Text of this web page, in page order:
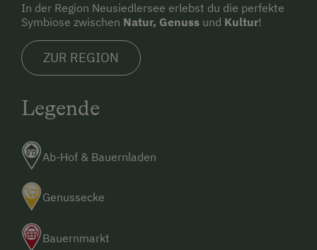
Strand
Tennisplatz
Wassersport
Seminar-Dienstleistungen
Kopierer
In der Region Neusiedlersee erlebst du die perfekte
Symbiose zwischen Natur, Genuss und Kultur!
ZUR REGION
Legende
Ab-Hof & Bauernladen
Genussecke
Bauernmarkt